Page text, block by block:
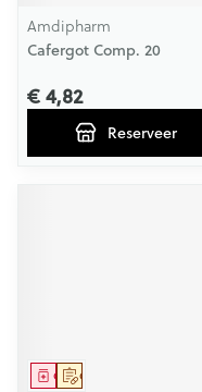
Amdipharm
Cafergot Comp. 20
€ 4,82
Reserveer
Op voorschrift
Geneesmiddel